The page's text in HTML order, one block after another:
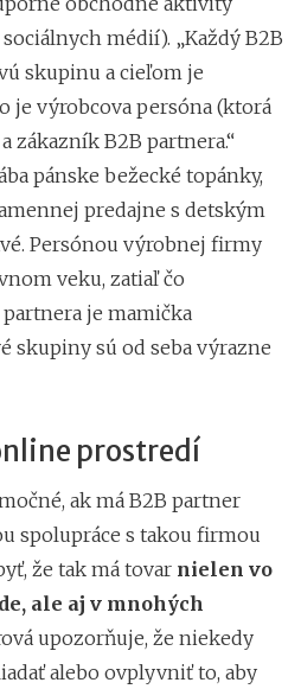
médií). „Každý B2B
skupinu a cieľom je
je výrobcova persóna (ktorá
zákazník B2B partnera.“
pánske bežecké topánky,
predajne s detským
Persónou výrobnej firmy
veku, zatiaľ čo
je mamička
skupiny sú od seba výrazne
prostredí
ak má B2B partner
spolupráce s takou firmou
že tak má tovar nielen vo
ale aj v mnohých
upozorňuje, že niekedy
alebo ovplyvniť to, aby